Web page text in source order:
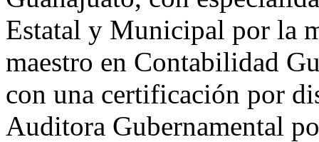
Estatal y Municipal por la
maestro en Contabilidad
con una certificación por
Auditora Gubernamental